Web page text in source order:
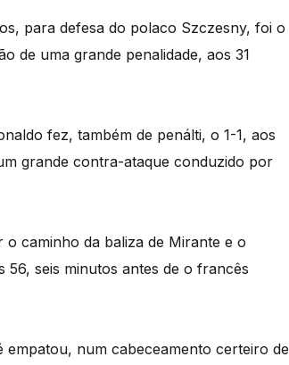
para defesa do polaco Szczesny, foi o
de uma grande penalidade, aos 31
fez, também de penálti, o 1-1, aos
grande contra-ataque conduzido por
caminho da baliza de Mirante e o
56, seis minutos antes de o francês
num cabeceamento certeiro de